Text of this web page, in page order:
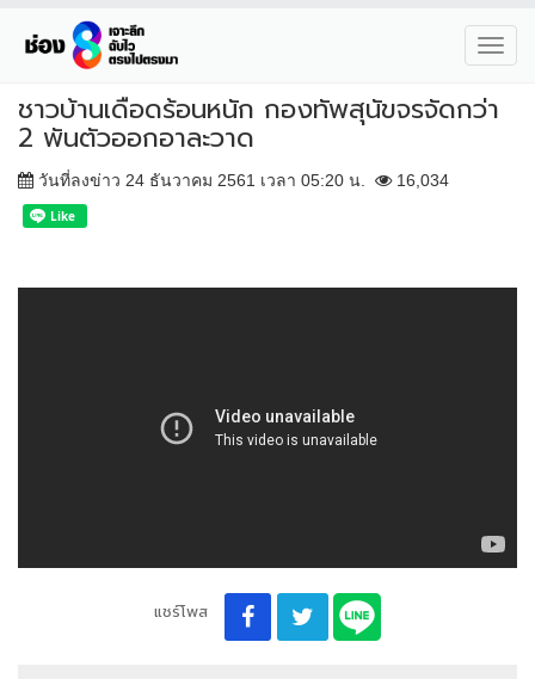
ชาวบ้านเดือดร้อนหนัก กองทัพสุนัขจรจัดกว่า
2 พันตัวออกอาละวาด
วันที่ลงข่าว 24 ธันวาคม 2561 เวลา 05:20 น. 16,034
แชร์โพส